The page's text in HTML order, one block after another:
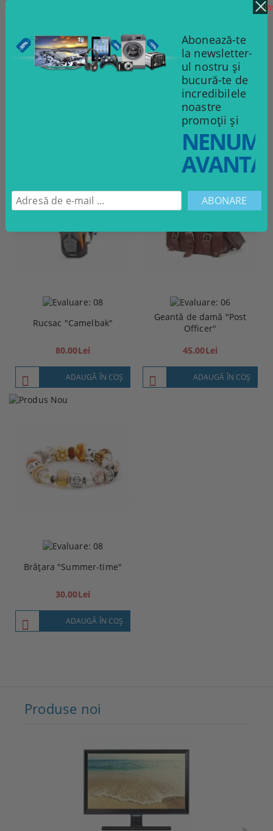
Pantofi "Night out"
60.00Lei
VEZI DETALII
Rucsac "Camelbak"
80.00Lei
ADAUGĂ ÎN COŞ
Geantă de damă "Post
Officer"
45.00Lei
ADAUGĂ ÎN COŞ
Brățara "Summer-time"
30.00Lei
ADAUGĂ ÎN COŞ
Produse noi
Abonează-te
la newsletter-
ul nostru și
bucură-te de
incredibilele
noastre
promoții și